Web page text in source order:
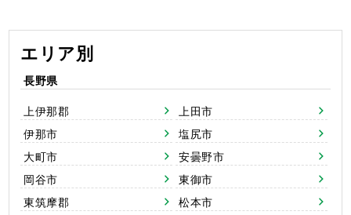
エリア別
長野県
上伊那郡
上田市
伊那市
塩尻市
大町市
安曇野市
岡谷市
東御市
東筑摩郡
松本市